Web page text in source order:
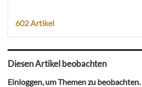
602 Artikel
Diesen Artikel beobachten
Einloggen, um Themen zu beobachten.